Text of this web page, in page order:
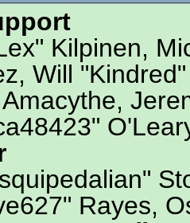
Kilpinen,
Will
Rayes,